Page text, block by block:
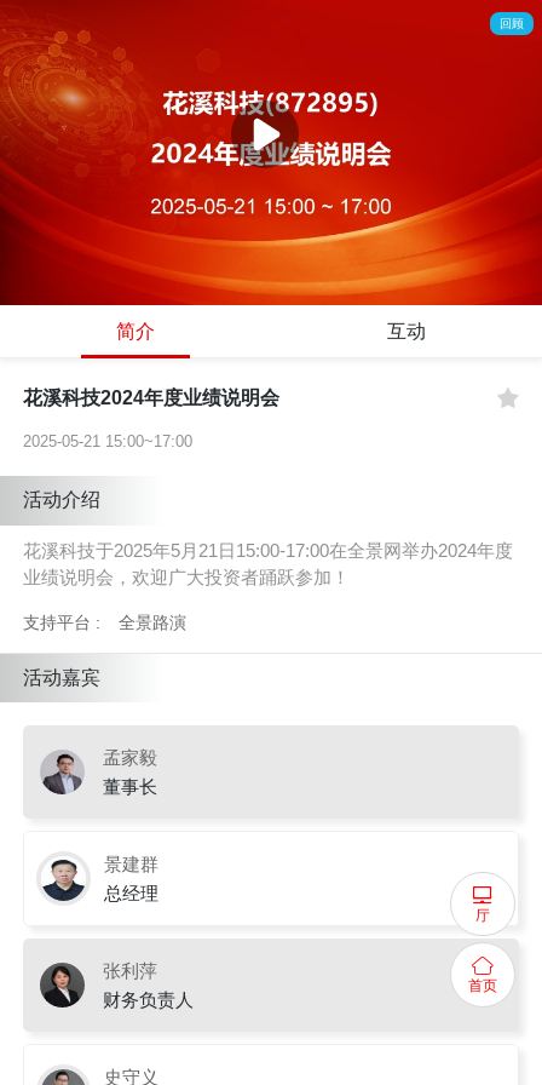
回顾
简介 互动
花溪科技2024年度业绩说明会
2025-05-21 15:00~17:00
活动介绍
花溪科技于2025年5月21日15:00-17:00在全景网举办2024年度
业绩说明会，欢迎广大投资者踊跃参加！
支持平台 : 全景路演
活动嘉宾
孟家毅
董事长
景建群
总经理
张利萍
财务负责人
史守义
厅
首页